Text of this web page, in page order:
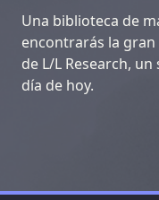
Una biblioteca de
encontrarás la gran
de L/L Research,
día de hoy.